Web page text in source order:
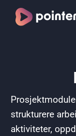
strukturere
aktiviteter,